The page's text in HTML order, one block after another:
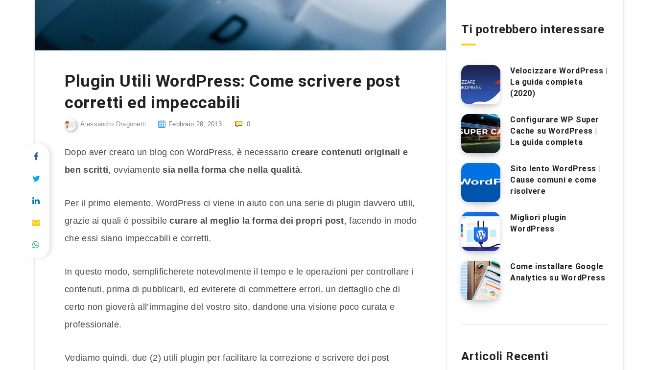
Plugin Utili WordPress: Come scrivere post
corretti ed impeccabili
Alessandro Dragonetti Febbraio 28, 2013 0
Dopo aver creato un blog con WordPress, è necessario creare contenuti originali e
ben scritti, ovviamentesia nella forma che nella qualità.
Per il primo elemento, WordPress ci viene in aiuto con una serie di plugin davvero utili,
grazie ai quali è possibilecurare al meglio la forma dei propri post, facendo in modo
che essi siano impeccabili e corretti.
In questo modo, semplificherete notevolmente il tempo e le operazioni per controllare i
contenuti, prima di pubblicarli, ed eviterete di commettere errori, un dettaglio che di
certo non gioverà all’immagine del vostro sito, dandone una visione poco curata e
professionale.
Vediamo quindi, due (2) utili plugin per facilitare la correzione e scrivere dei post
Ti potrebbero interessare
Velocizzare WordPress |
La guida completa
(2020)
Configurare WP Super
Cache su WordPress |
La guida completa
Sito lento WordPress |
Cause comuni e come
risolvere
Migliori plugin
WordPress
Come installare Google
Analytics su WordPress
Articoli Recenti